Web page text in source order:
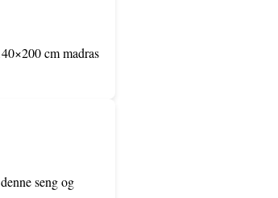
cm madras
seng og